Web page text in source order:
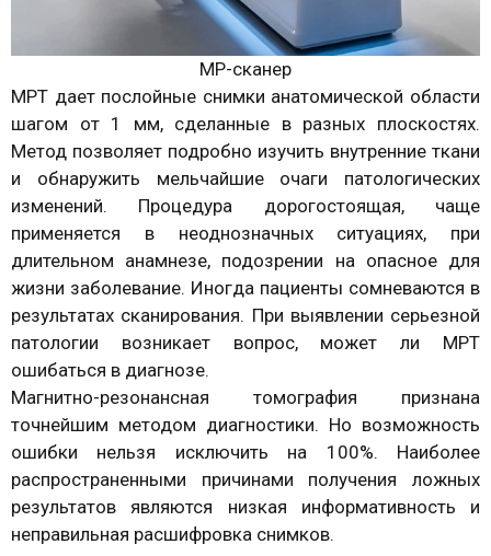
МР-сканер
МРТ дает послойные снимки анатомической области
шагом от 1 мм, сделанные в разных плоскостях.
Метод позволяет подробно изучить внутренние ткани
и обнаружить мельчайшие очаги патологических
изменений. Процедура дорогостоящая, чаще
применяется в неоднозначных ситуациях, при
длительном анамнезе, подозрении на опасное для
жизни заболевание. Иногда пациенты сомневаются в
результатах сканирования. При выявлении серьезной
патологии возникает вопрос, может ли МРТ
ошибаться в диагнозе.
Магнитно-резонансная томография признана
точнейшим методом диагностики. Но возможность
ошибки нельзя исключить на 100%. Наиболее
распространенными причинами получения ложных
результатов являются низкая информативность и
неправильная расшифровка снимков.